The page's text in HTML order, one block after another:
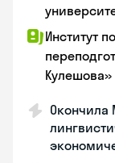
Институт
Кулешова»
Окончила